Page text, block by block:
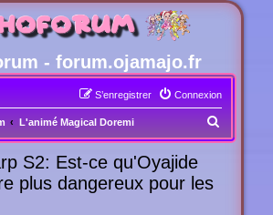
- forum.ojamajo.fr
Connexion
S’enregistrer
L'animé Magical Doremi
e
S2: Est-ce qu'Oyajide
plus dangereux pour les